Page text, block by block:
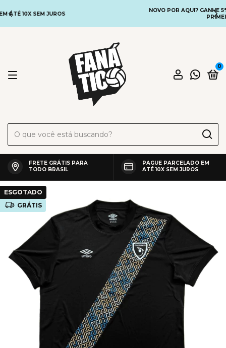
NOVO POR AQUI? GANHE 5% DE DESCONTO COM O CUPOM
0
FRETE GRÁTIS PARA
TODO BRASIL
PAGUE PARCELADO EM
ATÉ 10X SEM JUROS
ESGOTADO
GRÁTIS